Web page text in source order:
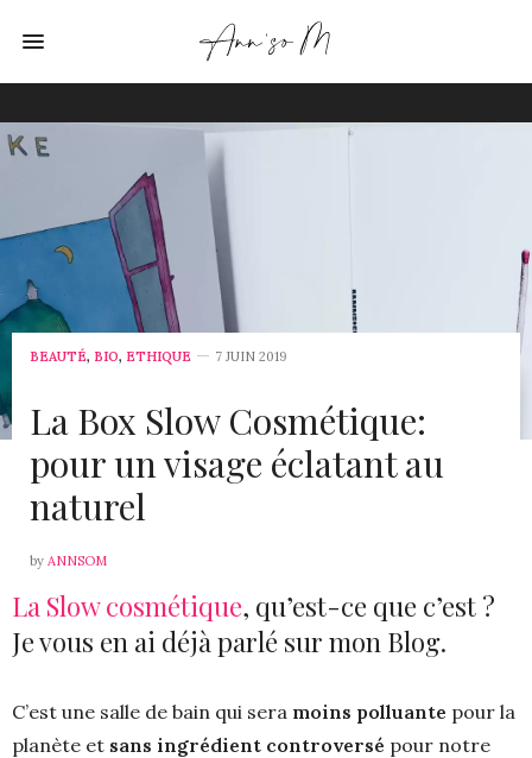
BEAUTÉ, BIO, ETHIQUE 7 JUIN 2019
La Box Slow Cosmétique:
pour un visage éclatant au
naturel
by ANNSOM
La Slow cosmétique, qu’est-ce que c’est ?
Je vous en ai déjà parlé sur mon Blog.
C’est une salle de bain qui sera moins polluante pour la
planète et sans ingrédient controversé pour notre